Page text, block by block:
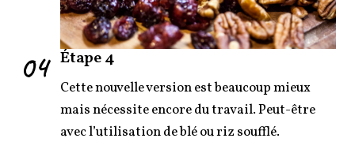
04 Étape 4
Cette nouvelle version est beaucoup mieux
mais nécessite encore du travail. Peut-être
avec l’utilisation de blé ou riz soufflé.